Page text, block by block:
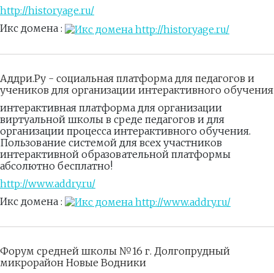
http://historyage.ru/
Икс домена :
Аддри.Ру - социальная платформа для педагогов и
учеников для организации интерактивного обучения
интерактивная платформа для организации
виртуальной школы в среде педагогов и для
организации процесса интерактивного обучения.
Пользование системой для всех участников
интерактивной образовательной платформы
абсолютно бесплатно!
http://www.addry.ru/
Икс домена :
Форум средней школы №16 г. Долгопрудный
микрорайон Новые Водники